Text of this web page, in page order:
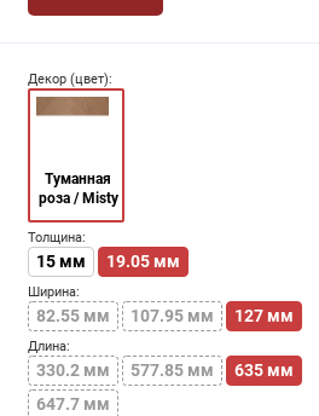
Декор (цвет):
Туманная
роза / Misty
rose
Толщина:
15 мм 19.05 мм
Ширина:
82.55 мм 107.95 мм 127 мм
Длина:
330.2 мм 577.85 мм
635 мм
647.7 мм